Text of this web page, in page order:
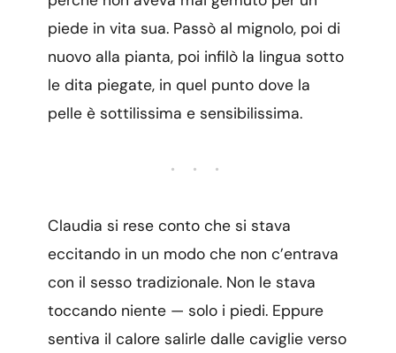
piede in vita sua. Passò al mignolo, poi di
nuovo alla pianta, poi infilò la lingua sotto
le dita piegate, in quel punto dove la
pelle è sottilissima e sensibilissima.
• • •
Claudia si rese conto che si stava
eccitando in un modo che non c’entrava
con il sesso tradizionale. Non le stava
toccando niente — solo i piedi. Eppure
sentiva il calore salirle dalle caviglie verso